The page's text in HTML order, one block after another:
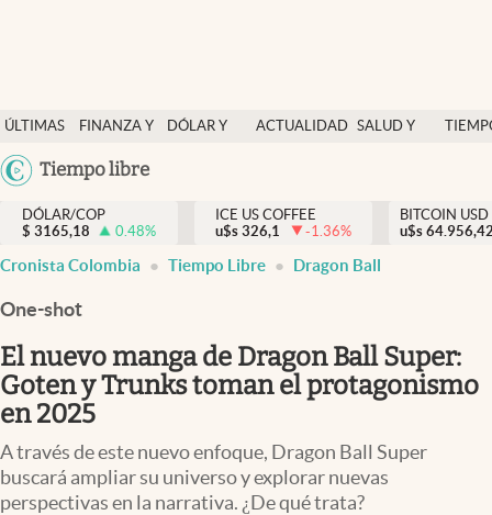
ÚLTIMAS
NOTICIAS
FINANZA Y
DÓLAR Y
ACTUALIDAD SALUD Y
México
Tiempo libre
Salud y nutrición
Vida espiritual
Actualidad
Colombia
DÓLAR/COP
$ 3165,18 0.48%
ICE US COFFEE
u$s 326,1 -1.36%
BITCOIN USD
u$s
Cronista Colombia Tiempo Libre Dragon Ball
One-shot
El nuevo manga de Dragon Ball Super:
Goten y Trunks toman el protagonismo
en 2025
A través de este nuevo enfoque, Dragon Ball Super
buscará ampliar su universo y explorar nuevas
perspectivas en la narrativa. ¿De qué trata?